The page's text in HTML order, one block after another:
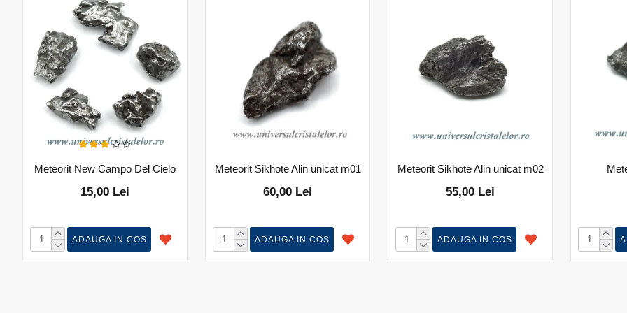
Meteorit New Campo Del Cielo
15,00 Lei
ADAUGA IN COS
Meteorit Sikhote Alin unicat m01
60,00 Lei
ADAUGA IN COS
Meteorit Sikhote Alin unicat m02
55,00 Lei
ADAUGA IN COS